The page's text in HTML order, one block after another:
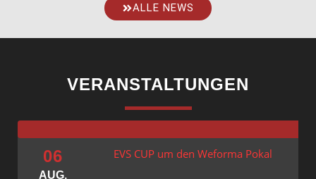
ALLE NEWS
VERANSTAL­TUNGEN
06
AUG.
EVS CUP um den Weforma Pokal